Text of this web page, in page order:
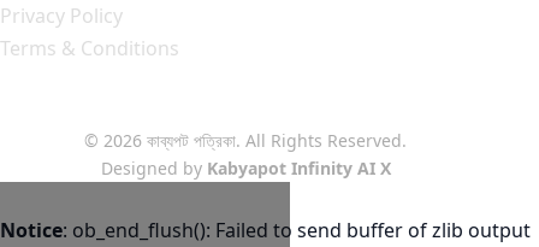
Privacy Policy
Terms & Conditions
© 2026 কাব্যপট পত্রিকা. All Rights Reserved.
Designed by Kabyapot Infinity AI X
Notice: ob_end_flush(): Failed to send buffer of zlib output